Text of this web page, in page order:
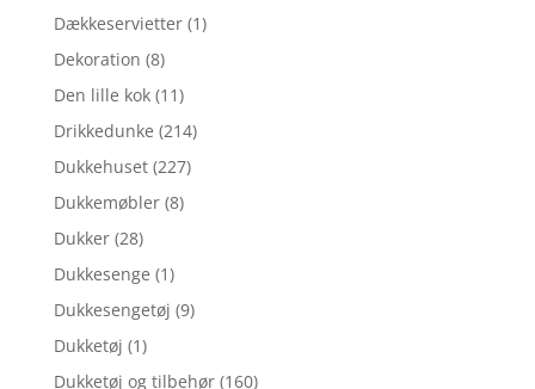
Dækkeservietter (1)
Dekoration (8)
Den lille kok (11)
Drikkedunke (214)
Dukkehuset (227)
Dukkemøbler (8)
Dukker (28)
Dukkesenge (1)
Dukkesengetøj (9)
Dukketøj (1)
Dukketøj og tilbehør (160)